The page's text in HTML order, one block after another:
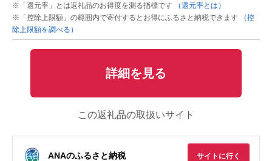
※「還元率」とは返礼品のお得度を測る指標です
（還元率とは）
※「控除上限額」の範囲内で寄付するとお得にふるさと納税できます
（控
除上限額を調べる）
詳細を見る
この返礼品の取扱いサイト
ANAのふるさと納税 サイトに行く